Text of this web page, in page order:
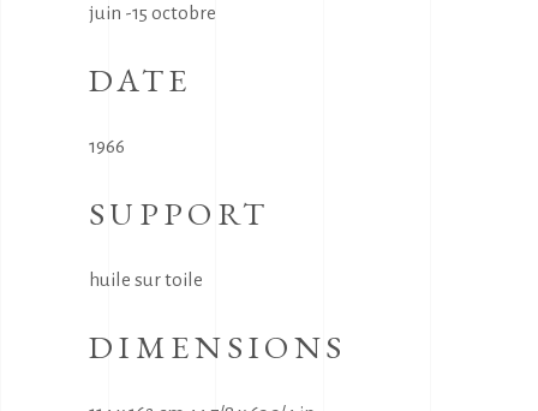
juin -15 octobre
DATE
1966
SUPPORT
huile sur toile
DIMENSIONS